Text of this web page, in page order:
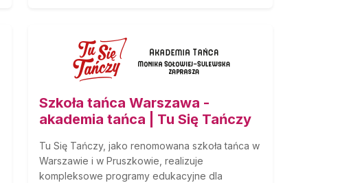
Szkoła tańca Warszawa -
akademia tańca | Tu Się Tańczy
Tu Się Tańczy, jako renomowana szkoła tańca w
Warszawie i w Pruszkowie, realizuje
kompleksowe programy edukacyjne dla